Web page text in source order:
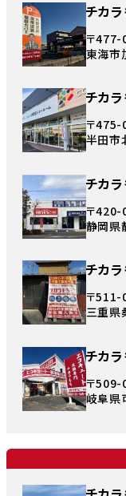
チカ
〒477-
東海市
チカ
〒475-
半田市
チカ
〒420-
静岡県
チカ
〒511-
三重県
チカ
〒509-
岐阜県